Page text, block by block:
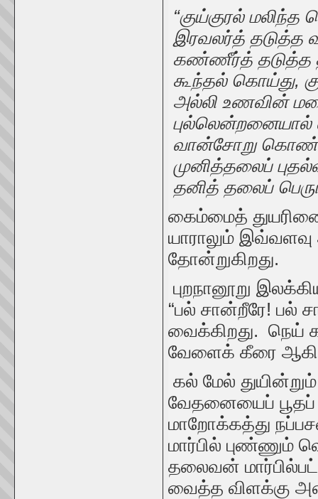
“குய்குரல் மலிந்த
இரவலர்த் தடுத்த
கண்ணீர்த் தடுத்த
கூந்தல் கொய்து,
அல்லி உணவின்
புல்லென்றனையால்
வான்சோறு
முனித்தலைப்
தனித் தலைப்
கைம்மைத்
யாராலும்
தோன்றுகிறது.
புறநானூறு
“பல் சான்றீரே! பல்
வைக்கிறது. நெய்
வேளைக் கீரை
கல் மேல்
வேதனையைப் பூதப்
மாறோக்கத்து
மார்பில் புண்ணும்
தலைவன்
வைத்த விளக்கு